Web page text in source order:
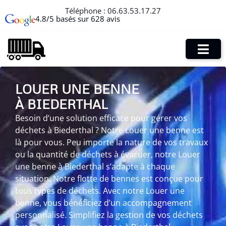
Téléphone : 06.63.53.17.27
4.8/5 basés sur 628 avis
LOUER UNE BENNE
À BIEDERTHAL
Besoin d’une solution efficace pour gérer vos
déchets à Biederthal ? Notre Louer une benne est
là pour vous. Peu importe la nature de vos travaux
ou la quantité de déchets à évacuer, notre Louer
une benne à Biederthal s’adapte à chaque
situation. Notre flotte de bennes est conçue pour
tous types de déchets. Avec notre Louer une
benne, vous bénéficiez d’un accompagnement
personnalisé. Simplifiez la gestion de vos déchets